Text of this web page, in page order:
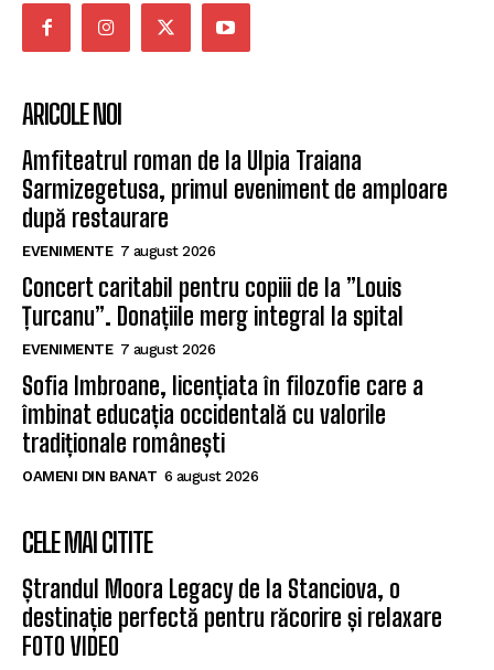
ARICOLE NOI
Amfiteatrul roman de la Ulpia Traiana
Sarmizegetusa, primul eveniment de amploare
după restaurare
EVENIMENTE 7 august 2026
Concert caritabil pentru copiii de la ”Louis
Țurcanu”. Donațiile merg integral la spital
EVENIMENTE 7 august 2026
Sofia Imbroane, licențiata în filozofie care a
îmbinat educația occidentală cu valorile
tradiționale românești
OAMENI DIN BANAT 6 august 2026
CELE MAI CITITE
Ștrandul Moora Legacy de la Stanciova, o
destinație perfectă pentru răcorire și relaxare
FOTO VIDEO